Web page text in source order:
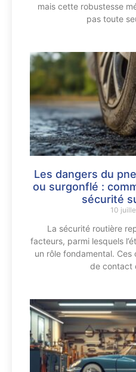
mais cette robustesse
pas toute
Les dangers du
ou surgonflé :
sécurité
10
La sécurité routière
facteurs, parmi lesquels
un rôle fondamental.
de contact